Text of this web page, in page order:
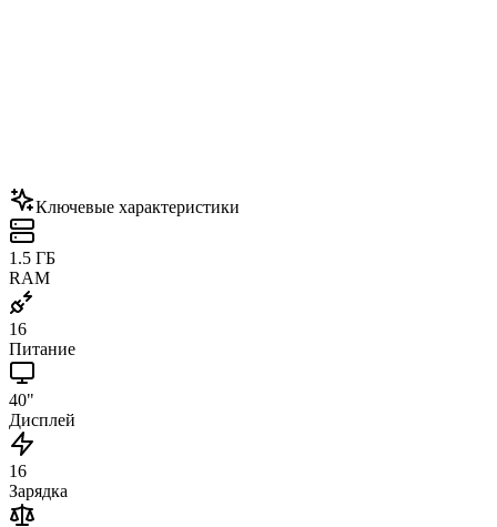
Ключевые характеристики
1.5 ГБ
RAM
16
Питание
40"
Дисплей
16
Зарядка